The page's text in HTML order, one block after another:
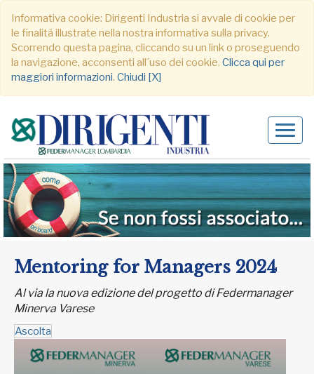
Informativa cookie: Dirigenti Industria si avvale di cookie per
le finalità illustrate nella nostra informativa sulla privacy.
Scorrendo questa pagina, cliccando su un link o proseguendo
la navigazione, acconsenti all´uso dei cookie. Clicca qui per
maggiori informazioni. Chiudi [X]
Mentoring for Managers 2024
Al via la nuova edizione del progetto di Federmanager
Minerva Varese
Ascolta